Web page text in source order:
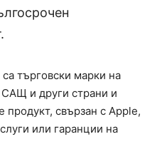
са търговски марки на
и други страни и
продукт, свързан с Apple,
или гаранции на